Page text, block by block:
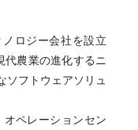
ロジー会社を設立
代農業の進化するニ
ソフトウェアソリュ
ペレーションセン